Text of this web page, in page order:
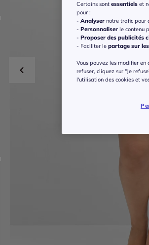
Certains sont essentiels et
pour :
- Analyser notre trafic pour
- Personnaliser le contenu
- Proposer des publicités
- Faciliter le partage sur
Vous pouvez les modifier en
refuser, cliquez sur "Je
l'utilisation des cookies et